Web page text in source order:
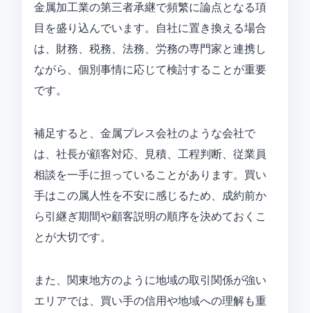
金属加工業の第三者承継で頻繁に論点となる項
目を盛り込んでいます。自社に置き換える場合
は、財務、税務、法務、労務の専門家と連携し
ながら、個別事情に応じて検討することが重要
です。
補足すると、金属プレス会社のような会社で
は、社長が顧客対応、見積、工程判断、従業員
相談を一手に担っていることがあります。買い
手はこの属人性を不安に感じるため、成約前か
ら引継ぎ期間や顧客説明の順序を決めておくこ
とが大切です。
また、関東地方のように地域の取引関係が強い
エリアでは、買い手の信用や地域への理解も重